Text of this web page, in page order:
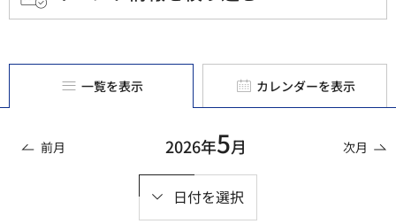
一覧を表示 カレンダーを表示
前月 2026年5月
日付を選択
次月